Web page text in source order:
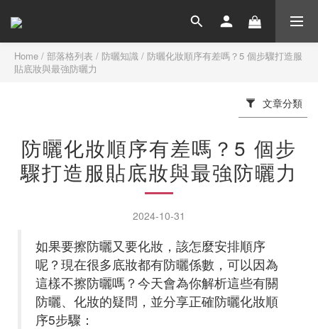
Home / 部落格列表 / 防曬知識 / 防曬化妝順序有差嗎？5 個步驟打造服
貼底妝與最強防曬力
文章分類
防曬化妝順序有差嗎？5 個步
驟打造服貼底妝與最強防曬力
2024-10-31
如果要擦防曬又要化妝，該怎麼安排順序
呢？現在很多底妝都有防曬係數，可以因為
這樣不擦防曬嗎？今天會為你解析這些有關
防曬、化妝的疑問，並分享正確防曬化妝順
序5步驟：